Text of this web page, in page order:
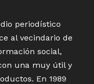
periodístico
al vecindario de
social,
una muy útil y
En 1989